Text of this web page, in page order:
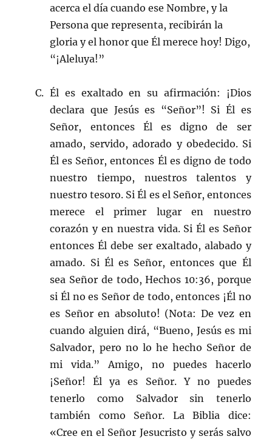
acerca el día cuando ese Nombre, y la
Persona que representa, recibirán la
gloria y el honor que Él merece hoy! Digo,
“¡Aleluya!”
C. Él es exaltado en su afirmación: ¡Dios
declara que Jesús es “Señor”! Si Él es
Señor, entonces Él es digno de ser
amado, servido, adorado y obedecido. Si
Él es Señor, entonces Él es digno de todo
nuestro tiempo, nuestros talentos y
nuestro tesoro. Si Él es el Señor, entonces
merece el primer lugar en nuestro
corazón y en nuestra vida. Si Él es Señor
entonces Él debe ser exaltado, alabado y
amado. Si Él es Señor, entonces que Él
sea Señor de todo, Hechos 10:36, porque
si Él no es Señor de todo, entonces ¡Él no
es Señor en absoluto! (Nota: De vez en
cuando alguien dirá, “Bueno, Jesús es mi
Salvador, pero no lo he hecho Señor de
mi vida.” Amigo, no puedes hacerlo
¡Señor! Él ya es Señor. Y no puedes
tenerlo como Salvador sin tenerlo
también como Señor. La Biblia dice:
«Cree en el Señor Jesucristo y serás salvo